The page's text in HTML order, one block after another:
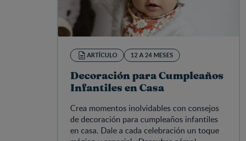
ARTÍCULO 12 A 24 MESES
Decoración para Cumpleaños
Infantiles en Casa
Crea momentos inolvidables con consejos
de decoración para cumpleaños infantiles
en casa. Dale a cada celebración un toque